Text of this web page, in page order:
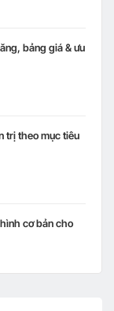
bảng giá & ưu
trị theo mục tiêu
cơ bản cho